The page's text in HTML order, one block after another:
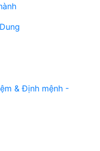
& Định mệnh -